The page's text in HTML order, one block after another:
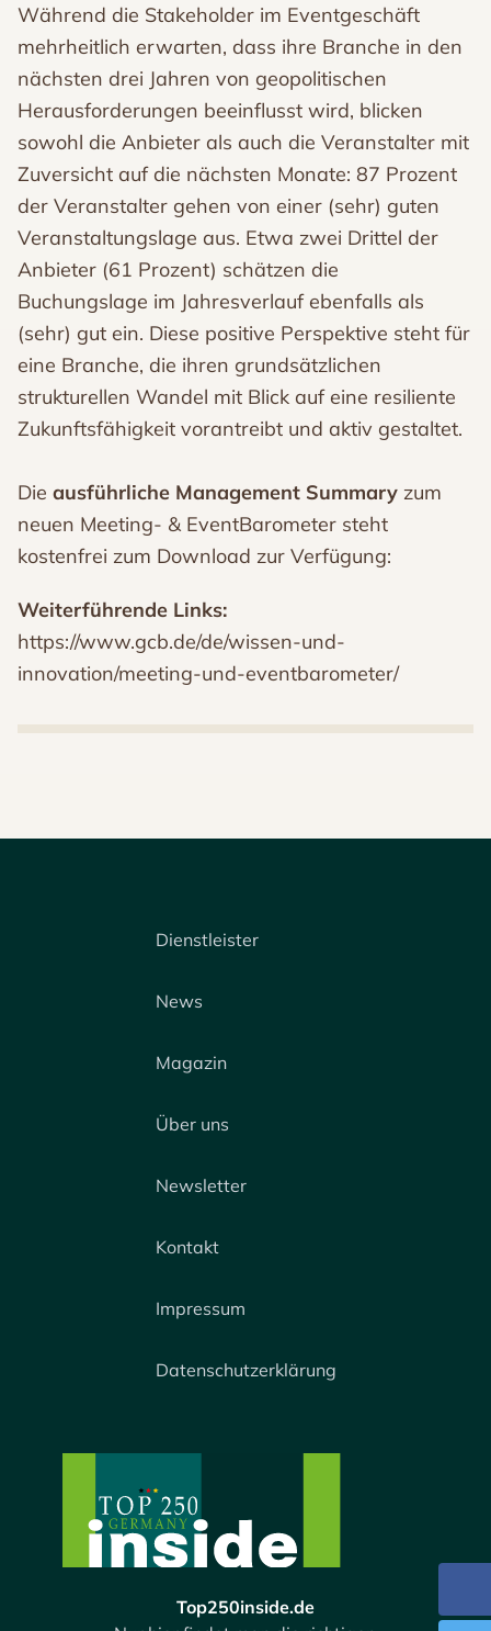
Während die Stakeholder im Eventgeschäft
mehrheitlich erwarten, dass ihre Branche in den
nächsten drei Jahren von geopolitischen
Herausforderungen beeinflusst wird, blicken
sowohl die Anbieter als auch die Veranstalter mit
Zuversicht auf die nächsten Monate: 87 Prozent
der Veranstalter gehen von einer (sehr) guten
Veranstaltungslage aus. Etwa zwei Drittel der
Anbieter (61 Prozent) schätzen die
Buchungslage im Jahresverlauf ebenfalls als
(sehr) gut ein. Diese positive Perspektive steht für
eine Branche, die ihren grundsätzlichen
strukturellen Wandel mit Blick auf eine resiliente
Zukunftsfähigkeit vorantreibt und aktiv gestaltet.
Die ausführliche Management Summary zum
neuen Meeting- & EventBarometer steht
kostenfrei zum Download zur Verfügung:
Weiterführende Links:
https://www.gcb.de/de/wissen-und-
innovation/meeting-und-eventbarometer/
Dienstleister
News
Magazin
Über uns
Newsletter
Kontakt
Impressum
Datenschutzerklärung
Top250inside.de